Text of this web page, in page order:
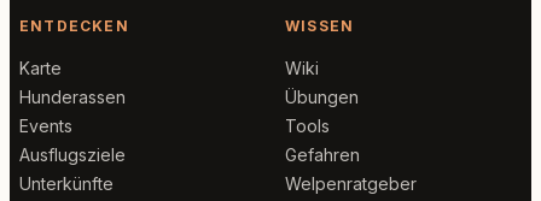
ENTDECKEN
Karte
Hunderassen
Events
Ausflugsziele
Unterkünfte
WISSEN
Wiki
Übungen
Tools
Gefahren
Welpenratgeber